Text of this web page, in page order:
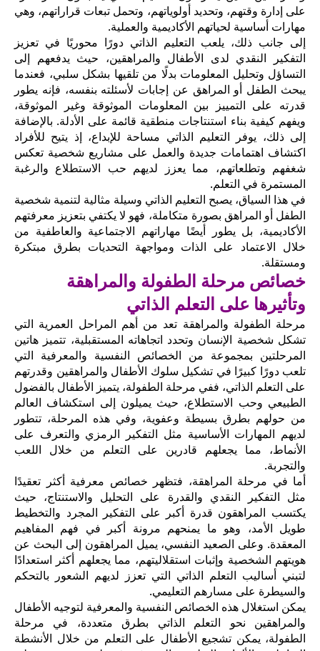
على إدارة وقتهم، وتحديد أولوياتهم، وتحمل تبعات قراراتهم، وهي
مهارات أساسية لحياتهم الأكاديمية والعملية.
إلى جانب ذلك، يلعب التعليم الذاتي دورًا محوريًا في تعزيز
التفكير النقدي لدى الأطفال والمراهقين، حيث يدفعهم إلى
التساؤل وتحليل المعلومات بدلًا من تلقيها بشكل سلبي، فعندما
يبحث الطفل أو المراهق عن إجابات لأسئلته بنفسه، فإنه يطور
قدرته على التمييز بين المعلومات الموثوقة وغير الموثوقة،
ويفهم كيفية بناء استنتاجات منطقية قائمة على الأدلة. بالإضافة
إلى ذلك، يوفر التعليم الذاتي مساحة للإبداع، إذ يتيح للأفراد
اكتشاف اهتمامات جديدة والعمل على مشاريع شخصية تعكس
شغفهم وتطلعاتهم، مما يعزز لديهم حب الاستطلاع والرغبة
المستمرة في التعلم.
في هذا السياق، يصبح التعليم الذاتي وسيلة مثالية لتنمية شخصية
الطفل أو المراهق بصورة متكاملة، فهو لا يكتفي بتعزيز معرفتهم
الأكاديمية، بل يطور أيضًا مهاراتهم الاجتماعية والعاطفية من
خلال الاعتماد على الذات ومواجهة التحديات بطرق مبتكرة
ومستقلة.
خصائص مرحلة الطفولة والمراهقة
وتأثيرها على التعلم الذاتي
مرحلة الطفولة والمراهقة تعد من أهم المراحل العمرية التي
تشكل شخصية الإنسان وتحدد اتجاهاته المستقبلية، تتميز هاتين
المرحلتين بمجموعة من الخصائص النفسية والمعرفية التي
تلعب دورًا كبيرًا في تشكيل سلوك الأطفال والمراهقين وقدرتهم
على التعلم الذاتي، ففي مرحلة الطفولة، يتميز الأطفال بالفضول
الطبيعي وحب الاستطلاع، حيث يميلون إلى استكشاف العالم
من حولهم بطرق بسيطة وعفوية، وفي هذه المرحلة، تتطور
لديهم المهارات الأساسية مثل التفكير الرمزي والتعرف على
الأنماط، مما يجعلهم قادرين على التعلم من خلال اللعب
والتجربة.
أما في مرحلة المراهقة، فتظهر خصائص معرفية أكثر تعقيدًا
مثل التفكير النقدي والقدرة على التحليل والاستنتاج، حيث
يكتسب المراهقون قدرة أكبر على التفكير المجرد والتخطيط
طويل الأمد، وهو ما يمنحهم مرونة أكبر في فهم المفاهيم
المعقدة. وعلى الصعيد النفسي، يميل المراهقون إلى البحث عن
هويتهم الشخصية وإثبات استقلاليتهم، مما يجعلهم أكثر استعدادًا
لتبني أساليب التعلم الذاتي التي تعزز لديهم الشعور بالتحكم
والسيطرة على مسارهم التعليمي.
يمكن استغلال هذه الخصائص النفسية والمعرفية لتوجيه الأطفال
والمراهقين نحو التعلم الذاتي بطرق متعددة، في مرحلة
الطفولة، يمكن تشجيع الأطفال على التعلم من خلال الأنشطة